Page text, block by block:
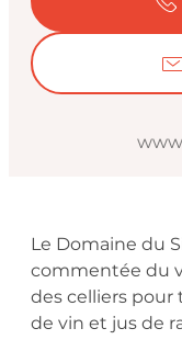
Le Domaine du
commentée du
des celliers
de vin et jus de